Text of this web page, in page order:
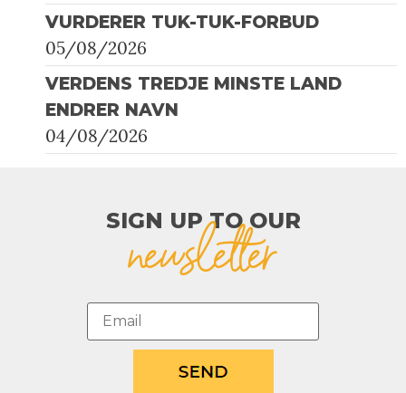
VURDERER TUK-TUK-FORBUD
05/08/2026
VERDENS TREDJE MINSTE LAND
ENDRER NAVN
04/08/2026
SIGN UP TO OUR​
newsletter